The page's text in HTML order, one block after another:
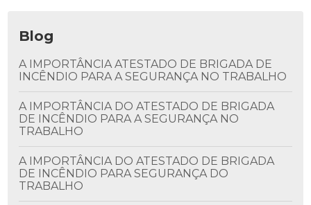
Blog
A IMPORTÂNCIA ATESTADO DE BRIGADA DE
INCÊNDIO PARA A SEGURANÇA NO TRABALHO
A IMPORTÂNCIA DO ATESTADO DE BRIGADA
DE INCÊNDIO PARA A SEGURANÇA NO
TRABALHO
A IMPORTÂNCIA DO ATESTADO DE BRIGADA
DE INCÊNDIO PARA SEGURANÇA DO
TRABALHO